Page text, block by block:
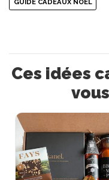
GUIDE CADEAUX NOËL
Ces idées